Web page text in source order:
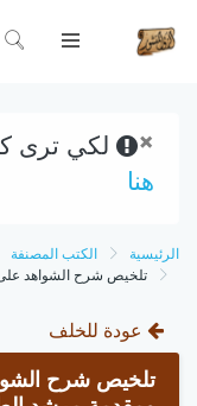
× لكي ترى
هنا
الرئيسية
الكتب المصنفة
تلخيص شرح الشواهد
عودة للخلف
تلخيص شرح